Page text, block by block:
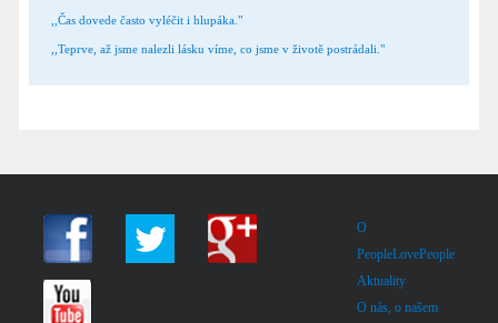
,,Čas dovede často vyléčit i hlupáka."
,,Teprve, až jsme nalezli lásku víme, co jsme v životě postrádali."
O
PeopleLovePeople
Aktuality
O nás, o našem